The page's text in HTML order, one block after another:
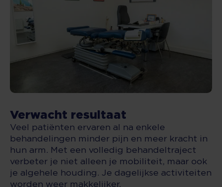
Verwacht resultaat
Veel patiënten ervaren al na enkele
behandelingen minder pijn en meer kracht in
hun arm. Met een volledig behandeltraject
verbeter je niet alleen je mobiliteit, maar ook
je algehele houding. Je dagelijkse activiteiten
worden weer makkelijker.